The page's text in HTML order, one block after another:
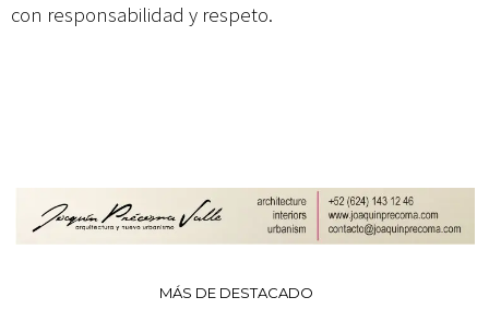
con responsabilidad y respeto.
MÁS DE DESTACADO